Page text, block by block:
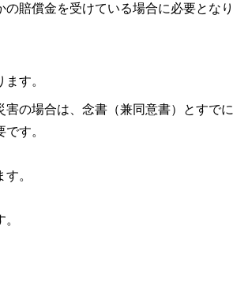
賠償金を受けている場合に必要となり
す。
の場合は、念書（兼同意書）とすで
す。
。